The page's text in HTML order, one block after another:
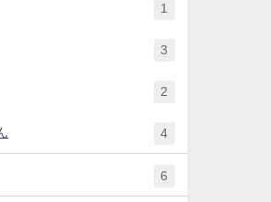
1
3
2
4
6